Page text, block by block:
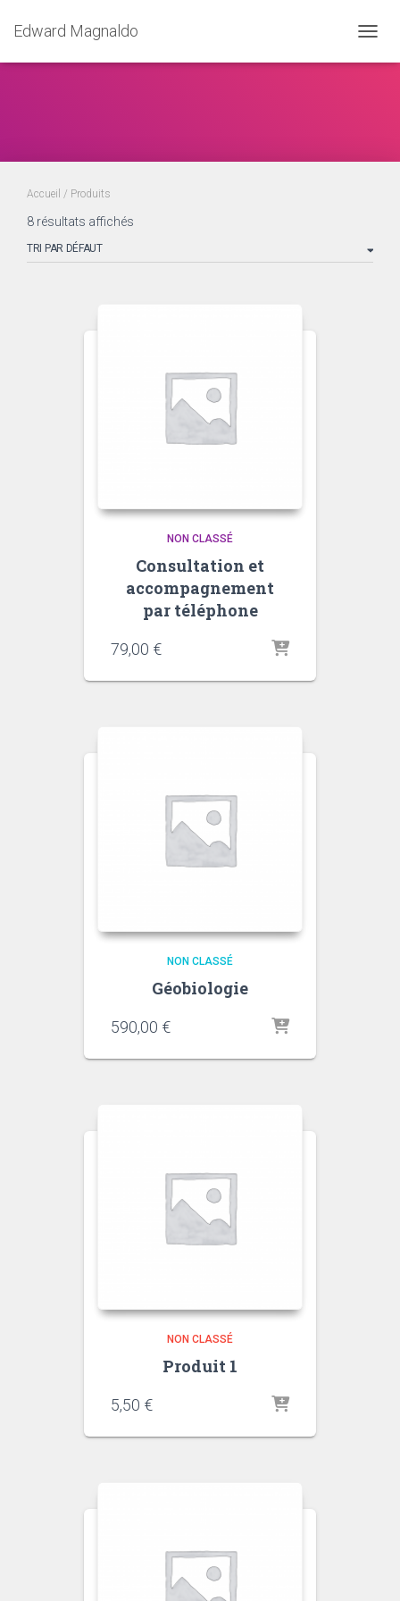
Edward Magnaldo
Accueil / Produits
8 résultats affichés
NON CLASSÉ
Consultation et
accompagnement
par téléphone
79,00 €
NON CLASSÉ
Géobiologie
590,00 €
NON CLASSÉ
Produit 1
5,50 €